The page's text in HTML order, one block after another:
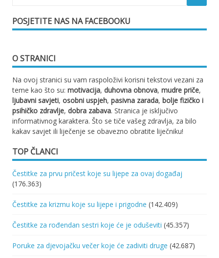
POSJETITE NAS NA FACEBOOKU
O STRANICI
Na ovoj stranici su vam raspoloživi korisni tekstovi vezani za
teme kao što su: motivacija, duhovna obnova, mudre priče,
ljubavni savjeti, osobni uspjeh, pasivna zarada, bolje fizičko i
psihičko zdravlje, dobra zabava. Stranica je isključivo
informativnog karaktera. Što se tiče vašeg zdravlja, za bilo
kakav savjet ili liječenje se obavezno obratite liječniku!
TOP ČLANCI
Čestitke za prvu pričest koje su lijepe za ovaj događaj
(176.363)
Čestitke za krizmu koje su lijepe i prigodne (142.409)
Čestitke za rođendan sestri koje će je oduševiti (45.357)
Poruke za djevojačku večer koje će zadiviti druge (42.687)